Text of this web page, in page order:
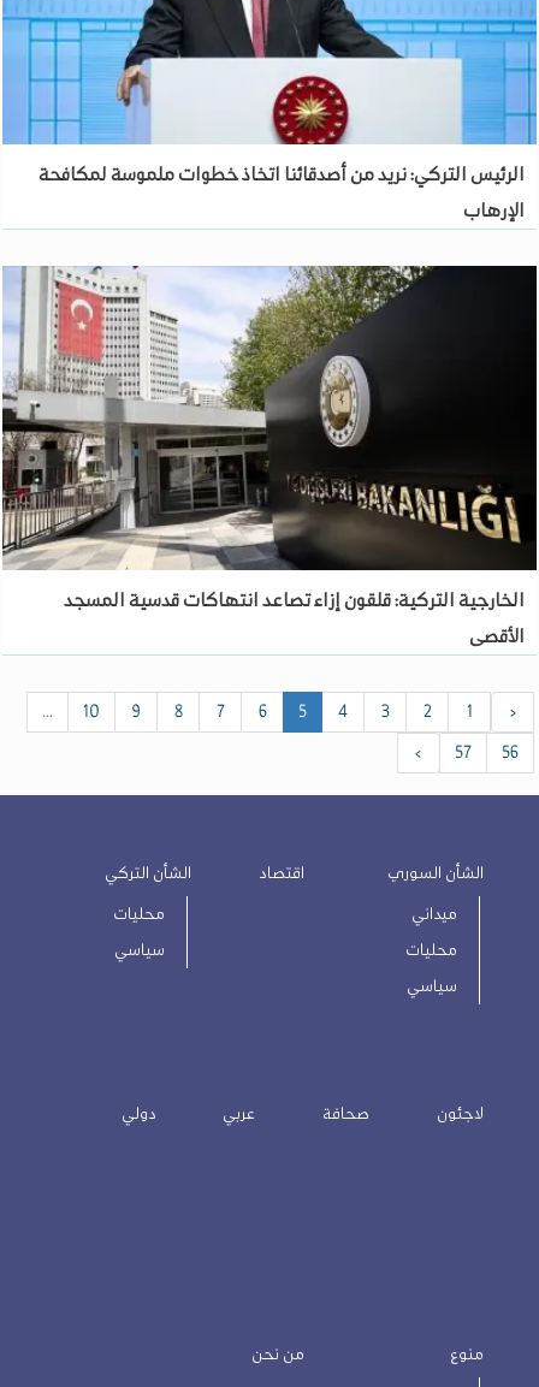
الرئيس التركي: نريد من أصدقائنا اتخاذ خطوات ملموسة لمكافحة
الإرهاب
الخارجية التركية: قلقون إزاء تصاعد انتهاكات قدسية المسجد
الأقصى
‹
1
2
3
4
5
6
7
8
9
10
...
56
57
›
الشأن السوري
ميداني
محليات
سياسي
اقتصاد الشأن التركي
محليات
سياسي
لاجئون صحافة عربي دولي
منوع من نحن